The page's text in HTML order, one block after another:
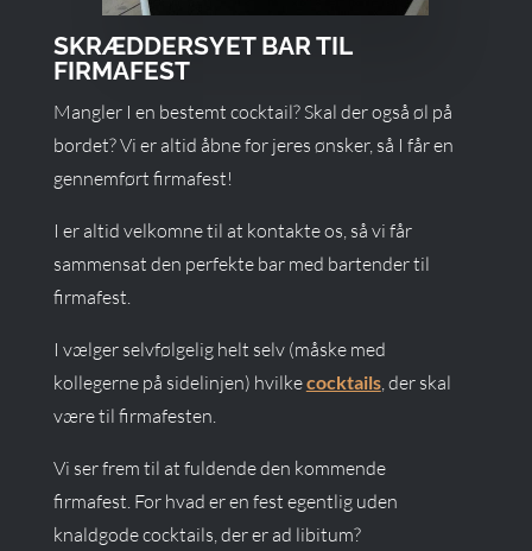
SKRÆDDERSYET BAR TIL
FIRMAFEST
Mangler I en bestemt cocktail? Skal der også øl på
bordet? Vi er altid åbne for jeres ønsker, så I får en
gennemført firmafest!
I er altid velkomne til at kontakte os, så vi får
sammensat den perfekte bar med bartender til
firmafest.
I vælger selvfølgelig helt selv (måske med
kollegerne på sidelinjen) hvilkecocktails, der skal
være til firmafesten.
Vi ser frem til at fuldende den kommende
firmafest. For hvad er en fest egentlig uden
knaldgode cocktails, der er ad libitum?